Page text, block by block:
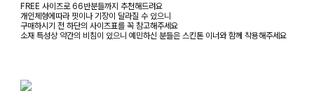
FREE 사이즈로 66반분들까지 추천해드려요
개인체형에따라 핏이나 기장이 달라질 수 있으니
구매하시기 전 하단의 사이즈표를 꼭 참고해주세요
소재 특성상 약간의 비침이 있으니 예민하신 분들은 스킨톤 이너와 함께 착용해주세요